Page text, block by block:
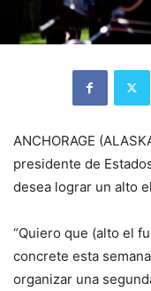
ANCHORAGE
presidente de
desea lograr un alto
“Quiero que (alto el
concrete esta
organizar una